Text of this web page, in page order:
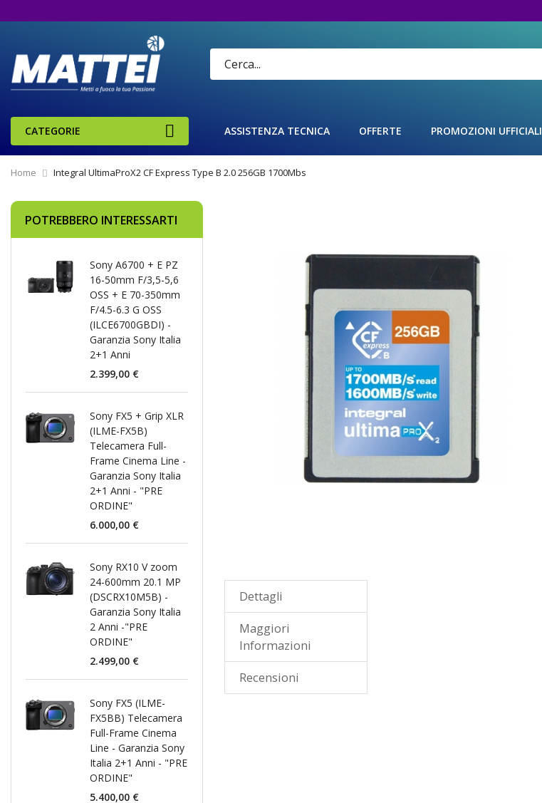
CATEGORIE ASSISTENZA TECNICA OFFERTE PROMOZIONI UFFICIALI
Home Integral UltimaProX2 CF Express Type B 2.0 256GB 1700Mbs
Dettagli
Maggiori
Informazioni
Recensioni
POTREBBERO INTERESSARTI
Sony A6700 + E PZ
16-50mm F/3,5-5,6
OSS + E 70-350mm
F/4.5-6.3 G OSS
(ILCE6700GBDI) -
Garanzia Sony Italia
2+1 Anni
2.399,00 €
Sony FX5 + Grip XLR
(ILME-FX5B)
Telecamera Full-
Frame Cinema Line -
Garanzia Sony Italia
2+1 Anni - "PRE
ORDINE"
6.000,00 €
Sony RX10 V zoom
24-600mm 20.1 MP
(DSCRX10M5B) -
Garanzia Sony Italia
2 Anni -"PRE
ORDINE"
2.499,00 €
Sony FX5 (ILME-
FX5BB) Telecamera
Full-Frame Cinema
Line - Garanzia Sony
Italia 2+1 Anni - "PRE
ORDINE"
5.400,00 €